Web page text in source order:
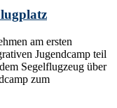
am ersten
Jugendcamp teil
Segelflugzeug über
zum